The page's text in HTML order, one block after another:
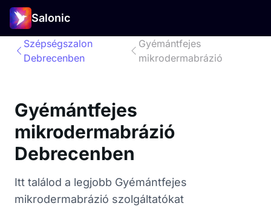
Salonic
Szépségszalon
Debrecenben
Gyémántfejes
mikrodermabrázió
Gyémántfejes
mikrodermabrázió
Debrecenben
Itt találod a legjobb Gyémántfejes
mikrodermabrázió szolgáltatókat